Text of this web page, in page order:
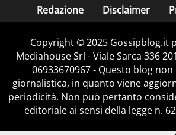
Redazione Disclaimer
Copyright © 2025 Gossipblog.it
Mediahouse Srl - Viale Sarca 336
06933670967 - Questo blog
giornalistica, in quanto viene
periodicità. Non può pertanto
editoriale ai sensi della legge n.